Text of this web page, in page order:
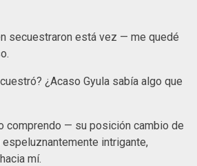
secuestraron está vez — me quedé
¿Acaso Gyula sabía algo que
comprendo — su posición cambio de
espeluznantemente intrigante,
mí.